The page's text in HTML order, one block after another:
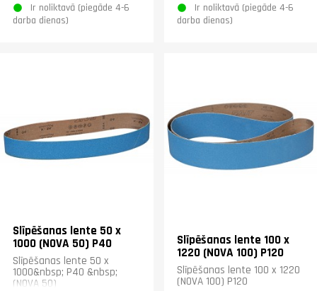
Ir noliktavā (piegāde 4-6
darba dienas)
Ir noliktavā (piegāde 4-6
darba dienas)
Slīpēšanas lente 50 x
1000 (NOVA 50) P40
Slīpēšanas lente 50 x
1000&nbsp; P40 &nbsp;
(NOVA 50)
Slīpēšanas lente 100 x
1220 (NOVA 100) P120
Slīpēšanas lente 100 x 1220
(NOVA 100) P120